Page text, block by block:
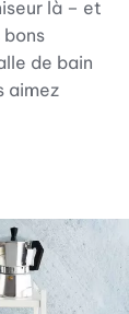
là – et
de bain
aimez